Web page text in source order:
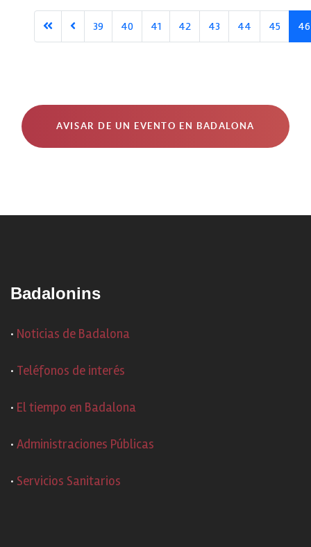
39 40 41 42 43 44 45 46
AVISAR DE UN EVENTO EN BADALONA
Badalonins
· Noticias de Badalona
· Teléfonos de interés
· El tiempo en Badalona
· Administraciones Públicas
· Servicios Sanitarios